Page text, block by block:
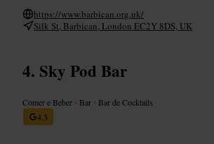
https://www.barbican.org.uk/
Silk St, Barbican, London EC2Y 8DS, UK
Sky Pod Bar
Comer e Beber • Bar • Bar de Cocktails
4,3